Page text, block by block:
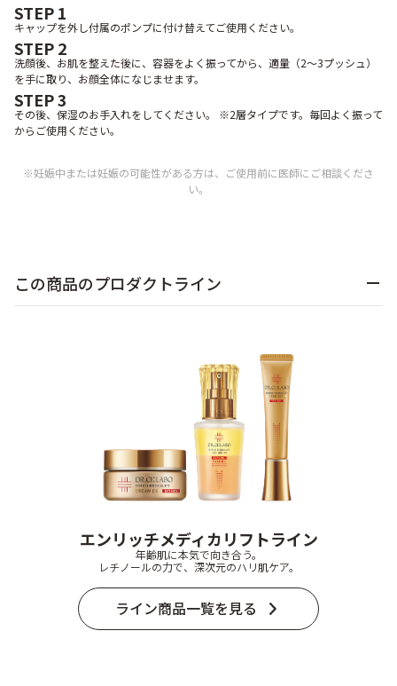
STEP 1
キャップを外し付属のポンプに付け替えてご使用ください。
STEP 2
洗顔後、お肌を整えた後に、容器をよく振ってから、適量（2～3プッシュ）
を手に取り、お顔全体になじませます。
STEP 3
その後、保湿のお手入れをしてください。 ※2層タイプです。毎回よく振って
からご使用ください。
※妊娠中または妊娠の可能性がある方は、ご使用前に医師にご相談くださ
い。
この商品のプロダクトライン
エンリッチメディカリフトライン
年齢肌に本気で向き合う。
レチノールの力で、深次元のハリ肌ケア。
ライン商品一覧を見る